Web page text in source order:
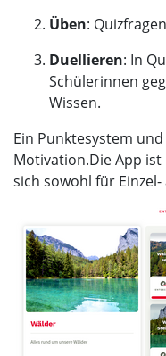
Üben:
Duellieren: In
Schülerinnen
Wissen.
Ein Punktesystem
Motivation.Die App
sich sowohl für